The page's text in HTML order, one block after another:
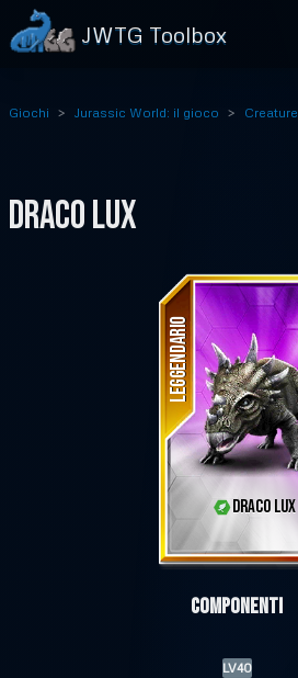
JWTG Toolbox
Giochi Jurassic World: il gioco Creature
DRACO LUX
LEGGENDARIO
DRACO LUX
Componenti
LV40